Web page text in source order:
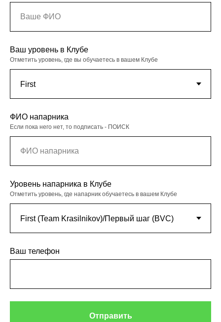
Ваш уровень в Клубе
Отметить уровень, где вы обучаетесь в вашем Клубе
ФИО напарника
Если пока него нет, то подписать - ПОИСК
Уровень напарника в Клубе
Отметить уровень, где напарник обучаетесь в вашем Клубе
Ваш телефон
Отправить